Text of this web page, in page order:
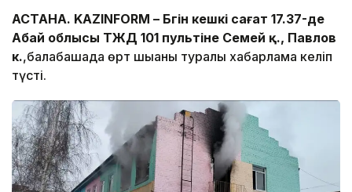
АСТАНА. KAZINFORM – Бүгін кешкі сағат 17.37-де
Абай облысы ТЖД 101 пультіне Семей қ., Павлов
к.,балабақшада өрт шыққаны туралы хабарлама келіп
түсті.